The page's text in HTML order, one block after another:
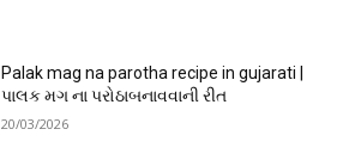
Palak mag na parotha recipe in gujarati |
પાલક મગ ના પરોઠાબનાવવાની રીત
20/03/2026